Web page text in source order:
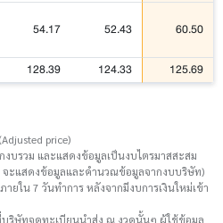
54.17 52.43 60.50
128.39 124.33 125.69
price)
บรวม และแสดงข้อมูลเป็นงบไตรมาสสะสม
จะแสดงข้อมูลและคำนวณข้อมูลจากงบบริษัท)
ยใน 7 วันทำการ หลังจากมีงบการเงินใหม่เข้า
บริษัทจดทะเบียนนำส่ง ณ งวดนั้นๆ ผู้ใช้ข้อมูล